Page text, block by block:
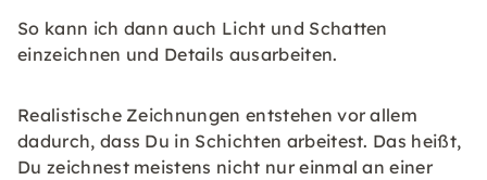
So kann ich dann auch Licht und Schatten
einzeichnen und Details ausarbeiten.
Realistische Zeichnungen entstehen vor allem
dadurch, dass Du in Schichten arbeitest. Das heißt,
Du zeichnest meistens nicht nur einmal an einer